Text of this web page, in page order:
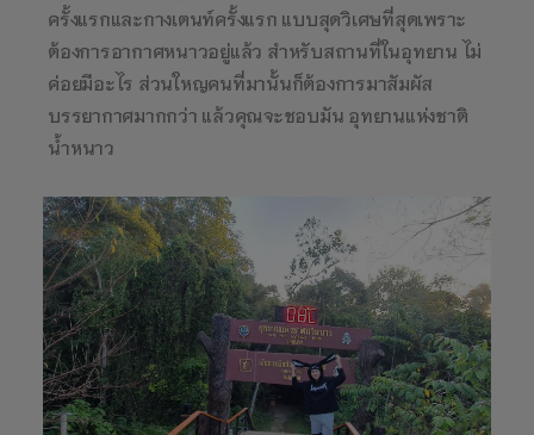
ครั้งแรกและกางเตนท์ครั้งแรก แบบสุดวิเศษที่สุดเพราะ
ต้องการอากาศหนาวอยู่แล้ว สำหรับสถานที่ในอุทยาน ไม่
ค่อยมีอะไร ส่วนใหญคนที่มานั้นก็ต้องการมาสัมผัส
บรรยากาศมากกว่า แล้วคุณจะชอบมัน อุทยานแห่งชาติ
น้ำหนาว